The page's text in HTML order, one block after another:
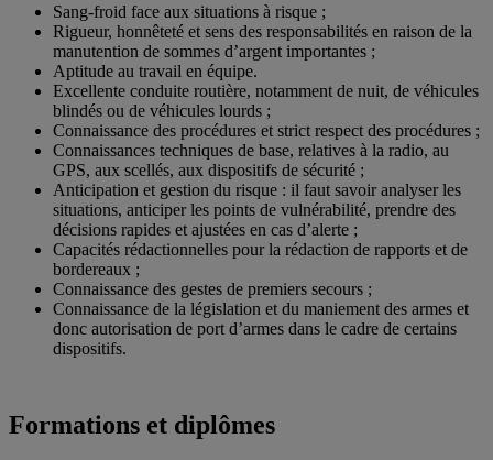
Sang-froid face aux situations à risque ;
Rigueur, honnêteté et sens des responsabilités en raison de la
manutention de sommes d’argent importantes ;
Aptitude au travail en équipe.
Excellente conduite routière, notamment de nuit, de véhicules
blindés ou de véhicules lourds ;
Connaissance des procédures et strict respect des procédures ;
Connaissances techniques de base, relatives à la radio, au
GPS, aux scellés, aux dispositifs de sécurité ;
Anticipation et gestion du risque : il faut savoir analyser les
situations, anticiper les points de vulnérabilité, prendre des
décisions rapides et ajustées en cas d’alerte ;
Capacités rédactionnelles pour la rédaction de rapports et de
bordereaux ;
Connaissance des gestes de premiers secours ;
Connaissance de la législation et du maniement des armes et
donc autorisation de port d’armes dans le cadre de certains
dispositifs.
Formations et diplômes